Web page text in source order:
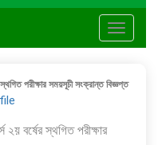
Toggle
পরীক্ষার সময়সূচী সংক্রান্ত বিজ্ঞপ্ত
২য় বর্ষের স্থগিত পরীক্ষার